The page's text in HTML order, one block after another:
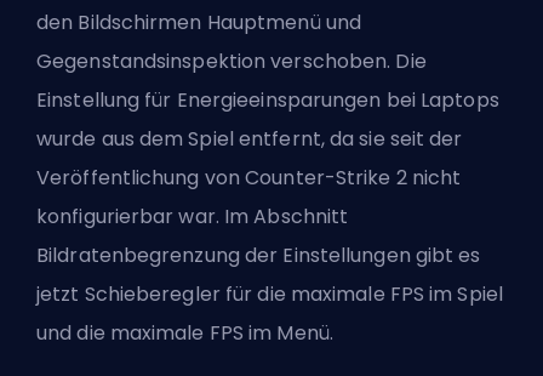
den Bildschirmen Hauptmenü und
Gegenstandsinspektion verschoben. Die
Einstellung für Energieeinsparungen bei Laptops
wurde aus dem Spiel entfernt, da sie seit der
Veröffentlichung von Counter-Strike 2 nicht
konfigurierbar war. Im Abschnitt
Bildratenbegrenzung der Einstellungen gibt es
jetzt Schieberegler für die maximale FPS im Spiel
und die maximale FPS im Menü.